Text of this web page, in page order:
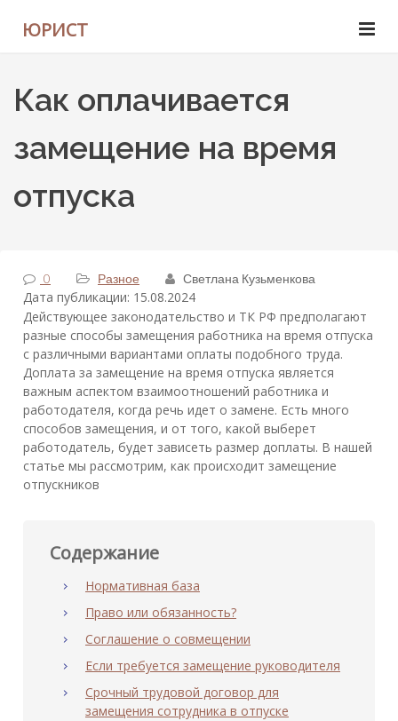
ЮРИСТ
Как оплачивается
замещение на время
отпуска
0 Разное Светлана Кузьменкова
Дата публикации: 15.08.2024
Действующее законодательство и ТК РФ предполагают
разные способы замещения работника на время отпуска
с различными вариантами оплаты подобного труда.
Доплата за замещение на время отпуска является
важным аспектом взаимоотношений работника и
работодателя, когда речь идет о замене. Есть много
способов замещения, и от того, какой выберет
работодатель, будет зависеть размер доплаты. В нашей
статье мы рассмотрим, как происходит замещение
отпускников
Содержание
Нормативная база
Право или обязанность?
Соглашение о совмещении
Если требуется замещение руководителя
Срочный трудовой договор для
замещения сотрудника в отпуске